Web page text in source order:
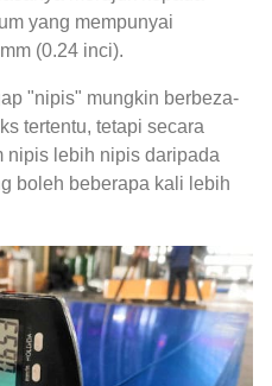
yang mempunyai
(0.24 inci).
"nipis" mungkin berbeza-
tertentu, tetapi secara
nipis lebih nipis daripada
boleh beberapa kali lebih